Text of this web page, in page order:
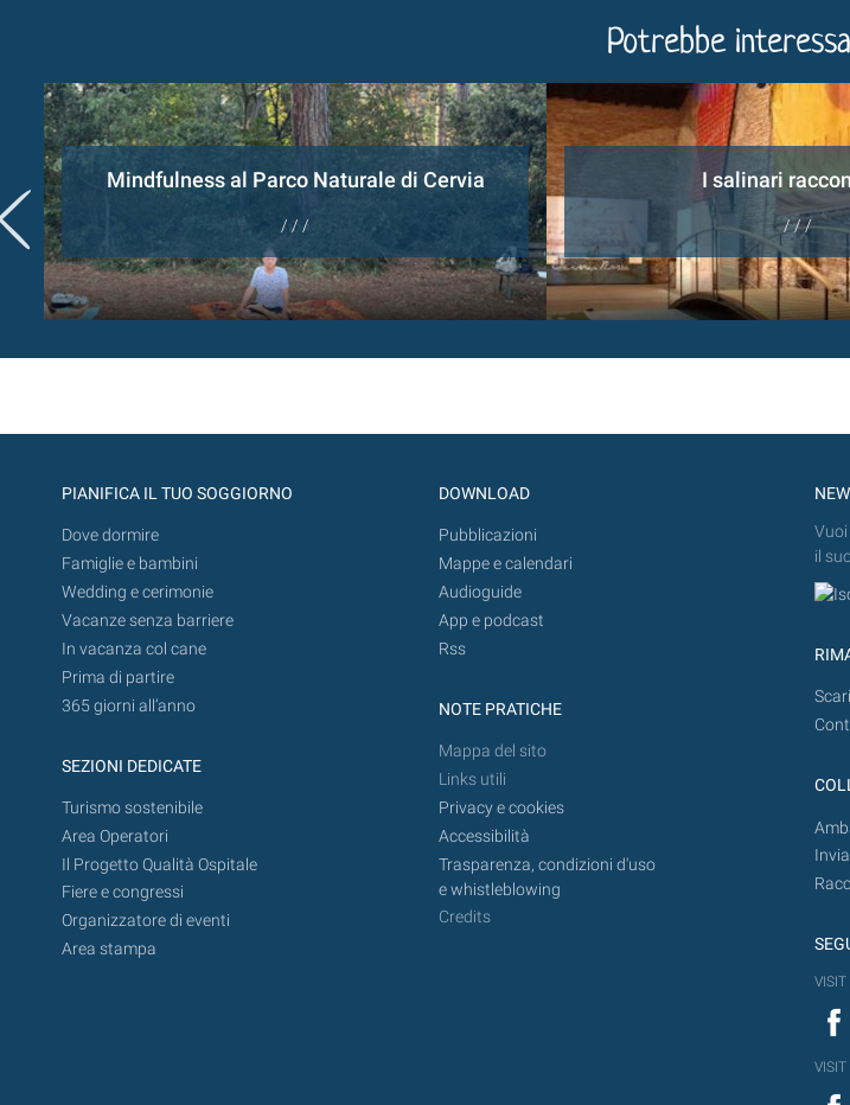
Potrebbe
Mindfulness al Parco Naturale di Cervia
/ / /
I salinari
/ / /
PIANIFICA IL TUO SOGGIORNO
Dove dormire
Famiglie e bambini
Wedding e cerimonie
Vacanze senza barriere
In vacanza col cane
Prima di partire
365 giorni all’anno
SEZIONI DEDICATE
Turismo sostenibile
Area Operatori
Il Progetto Qualità Ospitale
Fiere e congressi
Organizzatore di eventi
Area stampa
DOWNLOAD
Pubblicazioni
Mappe e calendari
Audioguide
App e podcast
Rss
NOTE PRATICHE
Mappa del sito
Links utili
Privacy e cookies
Accessibilità
Trasparenza, condizioni d'uso
e whistleblowing
Credits
il
VISIT